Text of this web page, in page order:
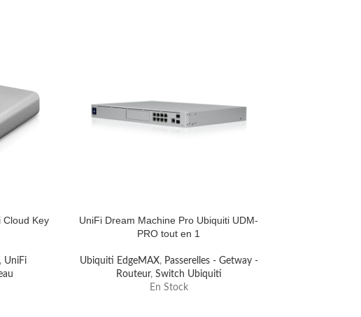
Cloud Key
, UniFi
UniFi Dream Machine Pro Ubiquiti UDM-
PRO tout en 1
Ubiquiti EdgeMAX, Passerelles - Getway -
Routeur, Switch Ubiquiti
En Stock